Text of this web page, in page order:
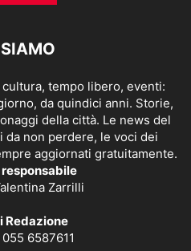
tempo libero, eventi:
da quindici anni. Storie,
della città. Le news del
da non perdere, le voci dei
aggiornati gratuitamente.
Zarrilli
Redazione
6587611